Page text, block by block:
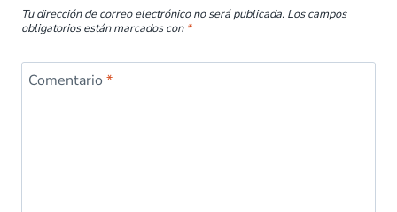
Tu dirección de correo electrónico no será publicada. Los campos
obligatorios están marcados con *
Comentario *